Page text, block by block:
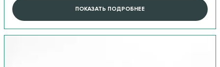
ПОКАЗАТЬ ПОДРОБНЕЕ